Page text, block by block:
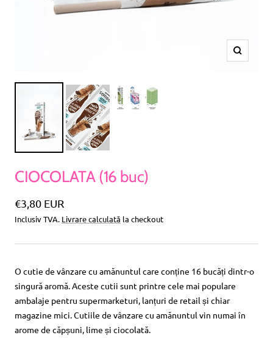
Amplifica
CIOCOLATA (16 buc)
Pret
special
€3,80 EUR
Inclusiv TVA. Livrare calculată la checkout
O cutie de vânzare cu amănuntul care conține 16 bucăți dintr-o
singură aromă. Aceste cutii sunt printre cele mai populare
ambalaje pentru supermarketuri, lanțuri de retail și chiar
magazine mici. Cutiile de vânzare cu amănuntul vin numai în
arome de căpșuni, lime și ciocolată.